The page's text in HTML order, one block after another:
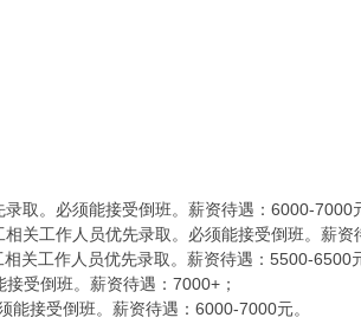
取。必须能接受倒班。薪资待遇：6000-7000
相关工作人员优先录取。必须能接受倒班。薪资
关工作人员优先录取。薪资待遇：5500-6500
受倒班。薪资待遇：7000+；
接受倒班。薪资待遇：6000-7000元。